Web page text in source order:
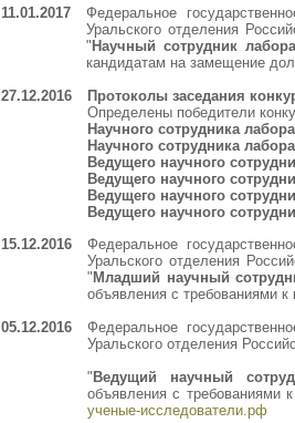
11.01.2017
Федеральное
Уральского отделения
" Научный сотрудник
кандидатам на замещение
27.12.2016
Протоколы заседания
Определены победители
Научного сотрудника
Научного сотрудника
Ведущего научного
Ведущего научного
Ведущего научного
Ведущего научного
15.12.2016
Федеральное
Уральского отделения
" Младший научный
объявления с требованиями
05.12.2016
Федеральное
Уральского отделения
" Ведущий научный
объявления с требованиями
ученые-исследователи.рф